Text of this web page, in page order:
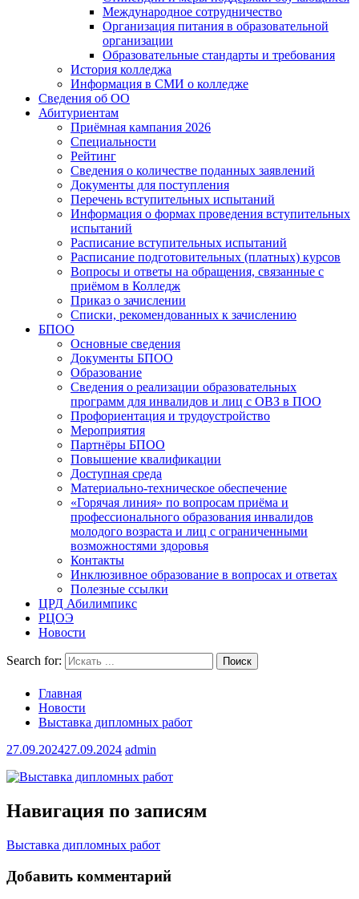
Международное сотрудничество
Организация питания в образовательной
организации
Образовательные стандарты и требования
История колледжа
Информация в СМИ о колледже
Сведения об ОО
Абитуриентам
Приёмная кампания 2026
Специальности
Рейтинг
Сведения о количестве поданных заявлений
Документы для поступления
Перечень вступительных испытаний
Информация о формах проведения вступительных
испытаний
Расписание вступительных испытаний
Расписание подготовительных (платных) курсов
Вопросы и ответы на обращения, связанные с
приёмом в Колледж
Приказ о зачислении
Списки, рекомендованных к зачислению
БПОО
Основные сведения
Документы БПОО
Образование
Сведения о реализации образовательных
программ для инвалидов и лиц с ОВЗ в ПОО
Профориентация и трудоустройство
Мероприятия
Партнёры БПОО
Повышение квалификации
Доступная среда
Материально-техническое обеспечение
«Горячая линия» по вопросам приёма и
профессионального образования инвалидов
молодого возраста и лиц с ограниченными
возможностями здоровья
Контакты
Инклюзивное образование в вопросах и ответах
Полезные ссылки
ЦРД Абилимпикс
РЦОЭ
Новости
Search for:
Главная
Новости
Выставка дипломных работ
27.09.202427.09.2024 admin
Навигация по записям
Выставка дипломных работ
Добавить комментарий